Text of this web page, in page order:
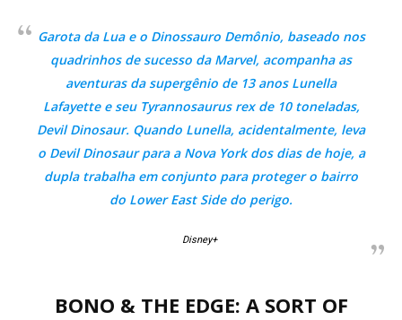
Garota da Lua e o Dinossauro Demônio, baseado nos
quadrinhos de sucesso da Marvel, acompanha as
aventuras da supergênio de 13 anos Lunella
Lafayette e seu Tyrannosaurus rex de 10 toneladas,
Devil Dinosaur. Quando Lunella, acidentalmente, leva
o Devil Dinosaur para a Nova York dos dias de hoje, a
dupla trabalha em conjunto para proteger o bairro
do Lower East Side do perigo.
Disney+
BONO & THE EDGE: A SORT OF